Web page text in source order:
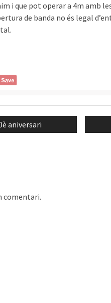
i que pot operar a 4m amb
de banda no és legal
aniversari
comentari.